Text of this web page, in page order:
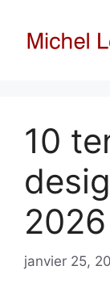
contenu
10
2026
janvier 25,